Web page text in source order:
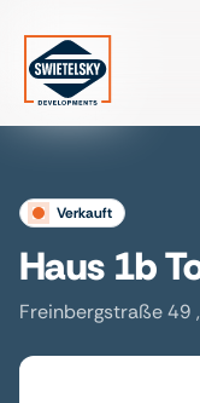
To the content
verkauft
Haus 1b
Freinbergstraße 49